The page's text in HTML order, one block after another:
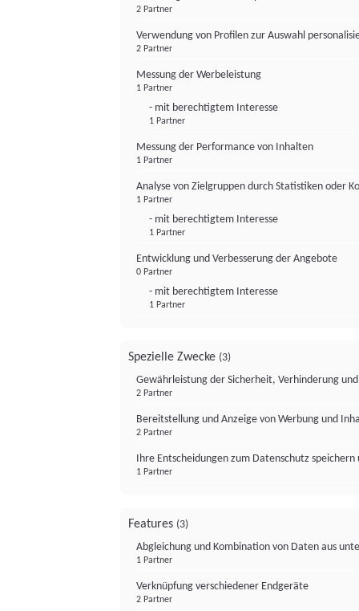
2 Partner
Verwendung von Profilen zur Auswahl
2 Partner
Messung der Werbeleistung
1 Partner
- mit berechtigtem Interesse
1 Partner
Messung der Performance von Inhalten
1 Partner
Analyse von Zielgruppen durch Statistiken oder
1 Partner
- mit berechtigtem Interesse
1 Partner
Entwicklung und Verbesserung der Angebote
0 Partner
- mit berechtigtem Interesse
1 Partner
Spezielle Zwecke (3)
Gewährleistung der Sicherheit, Verhinderung
2 Partner
Bereitstellung und Anzeige von Werbung und
2 Partner
Ihre Entscheidungen zum Datenschutz
1 Partner
Features (3)
Abgleichung und Kombination von Daten aus
1 Partner
Verknüpfung verschiedener Endgeräte
2 Partner